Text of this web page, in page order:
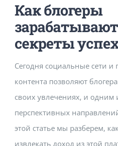
Home Science Lab
Library
Computer Lab
Fee Structure
Annual Calendar
Last Three Year Result
Staff List
SMC Members
PTA Members
Certificates
Recognition Certificate
Land Certificate
Fire Safety
Mandatory Disclosure pdf
Как блогеры
секреты
Сегодня социальные сети
контента позволяют
своих увлечениях, и одним
перспективных
этой статье мы разберем,
извлекать доход из этой